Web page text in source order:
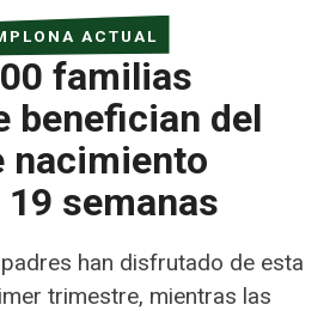
ACTUAL
familias
benefician del
nacimiento
semanas
han disfrutado de esta
trimestre, mientras las